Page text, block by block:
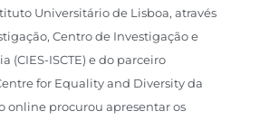
Universitário de Lisboa, através
Centro de Investigação e
(CIES-ISCTE) e do parceiro
for Equality and Diversity da
online procurou apresentar os